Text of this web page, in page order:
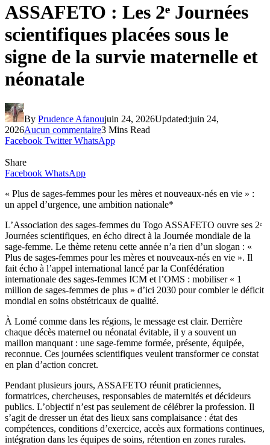
ASSAFETO : Les 2ᵉ Journées
scientifiques placées sous le
signe de la survie maternelle et
néonatale
By Prudence Afanoujuin 24, 2026Updated:juin 24,
2026Aucun commentaire3 Mins Read
Facebook Twitter WhatsApp
Share
Facebook WhatsApp
« Plus de sages-femmes pour les mères et nouveaux-nés en vie » :
un appel d’urgence, une ambition nationale*
L’Association des sages-femmes du Togo ASSAFETO ouvre ses 2ᵉ
Journées scientifiques, en écho direct à la Journée mondiale de la
sage-femme. Le thème retenu cette année n’a rien d’un slogan : «
Plus de sages-femmes pour les mères et nouveaux-nés en vie ». Il
fait écho à l’appel international lancé par la Confédération
internationale des sages-femmes ICM et l’OMS : mobiliser « 1
million de sages-femmes de plus » d’ici 2030 pour combler le déficit
mondial en soins obstétricaux de qualité.
À Lomé comme dans les régions, le message est clair. Derrière
chaque décès maternel ou néonatal évitable, il y a souvent un
maillon manquant : une sage-femme formée, présente, équipée,
reconnue. Ces journées scientifiques veulent transformer ce constat
en plan d’action concret.
Pendant plusieurs jours, ASSAFETO réunit praticiennes,
formatrices, chercheuses, responsables de maternités et décideurs
publics. L’objectif n’est pas seulement de célébrer la profession. Il
s’agit de dresser un état des lieux sans complaisance : état des
compétences, conditions d’exercice, accès aux formations continues,
intégration dans les équipes de soins, rétention en zones rurales.